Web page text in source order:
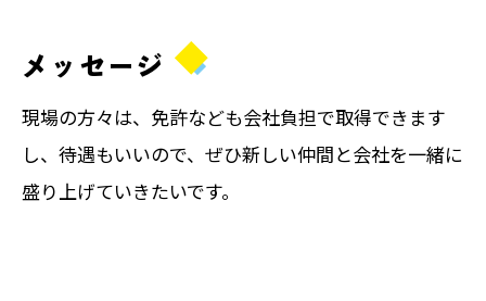
メッセージ
現場の方々は、免許なども会社負担で取得できます
し、待遇もいいので、ぜひ新しい仲間と会社を一緒に
盛り上げていきたいです。